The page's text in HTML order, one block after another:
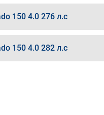
150 4.0 276 л.с
150 4.0 282 л.с